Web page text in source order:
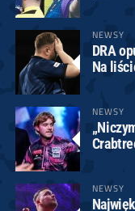
NEWSY
DRA
Na
NEWSY
NEWSY